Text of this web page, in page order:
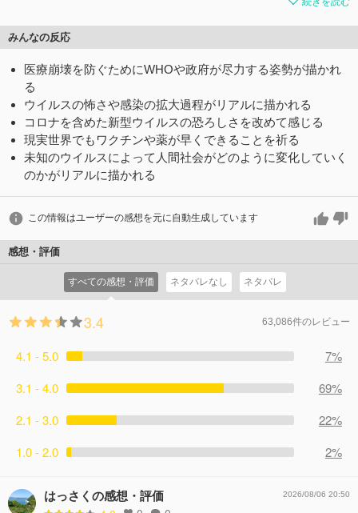
みんなの反応
医療崩壊を防ぐためにWHOや政府が尽力する姿勢が描かれ
る
ウイルスの怖さや感染の拡大過程がリアルに描かれる
コロナを含めた新型ウイルスの恐ろしさを改めて感じる
現実世界でもワクチンや薬が早くできることを祈る
未知のウイルスによって人間社会がどのように変化していく
のかがリアルに描かれる
この情報はユーザーの感想を元に自動生成しています
感想・評価
すべての感想・評価 ネタバレなし ネタバレ
3.4 63,086件のレビュー
4.1 - 5.0
7%
3.1 - 4.0
69%
2.1 - 3.0
22%
1.0 - 2.0
2%
はっさくの感想・評価 2026/08/06 20:50